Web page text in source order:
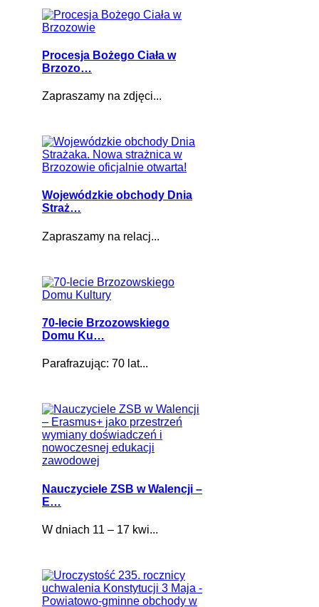
Procesja Bożego Ciała w
Brzozo…
Zapraszamy na zdjęci...
Wojewódzkie obchody Dnia
Straż…
Zapraszamy na relacj...
70-lecie Brzozowskiego
Domu Ku…
Parafrazując: 70 lat...
Nauczyciele ZSB w Walencji –
E…
W dniach 11 – 17 kwi...